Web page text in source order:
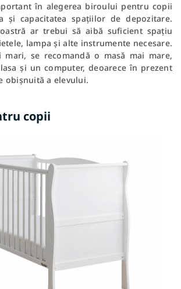
în alegerea biroului pentru copii
și capacitatea spațiilor de depozitare.
ar trebui să aibă suficient spațiu
lampa și alte instrumente necesare.
mari, se recomandă o masă mai mare,
și un computer, deoarece în prezent
obișnuită a elevului.
copii